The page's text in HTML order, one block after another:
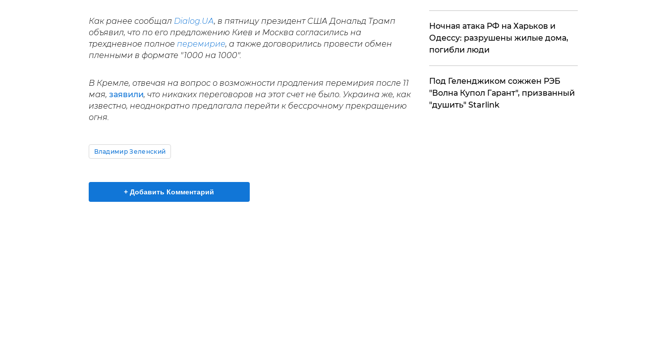
Как ранее сообщал Dialog.UA, в пятницу президент США Дональд Трамп
объявил, что по его предложению Киев и Москва согласились на
трехдневное полное перемирие, а также договорились провести обмен
пленными в формате "1000 на 1000".
В Кремле, отвечая на вопрос о возможности продления перемирия после 11
мая, заявили, что никаких переговоров на этот счет не было. Украина же, как
известно, неоднократно предлагала перейти к бессрочному прекращению
огня.
Владимир Зеленский
+ Добавить Комментарий
​Ночная атака РФ на Харьков и
Одессу: разрушены жилые дома,
погибли люди
Под Геленджиком сожжен РЭБ
"Волна Купол Гарант", призванный
"душить" Starlink